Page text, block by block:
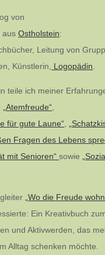
von
aus Ostholstein:
Leitung von
Künstlerin,
Logopädin
teile ich meiner
„Atemfreude“
für gute Laune“
Fragen des Lebens
mit Senioren“ sowie
„Wo die Freude
Ein Kreativbuch
und Aktivwerden, das
Alltag schenken möchte.